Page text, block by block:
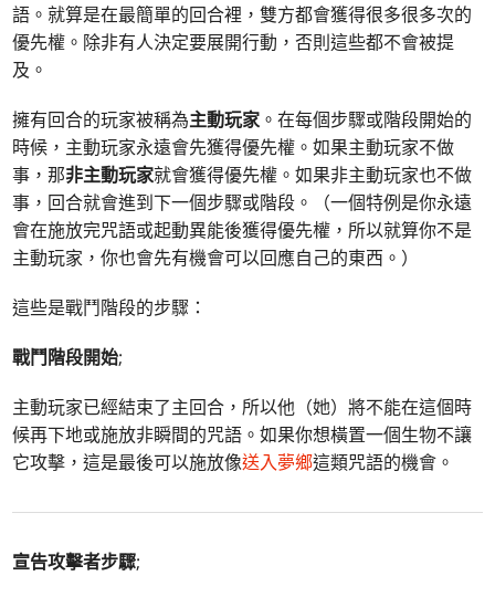
語。就算是在最簡單的回合裡，雙方都會獲得很多很多次的
優先權。除非有人決定要展開行動，否則這些都不會被提
及。
擁有回合的玩家被稱為主動玩家 。在每個步驟或階段開始的
時候，主動玩家永遠會先獲得優先權。如果主動玩家不做
事，那非主動玩家就會獲得優先權。如果非主動玩家也不做
事，回合就會進到下一個步驟或階段。（一個特例是你永遠
會在施放完咒語或起動異能後獲得優先權，所以就算你不是
主動玩家，你也會先有機會可以回應自己的東西。）
這些是戰鬥階段的步驟：
戰鬥階段開始;
主動玩家已經結束了主回合，所以他（她）將不能在這個時
候再下地或施放非瞬間的咒語。如果你想橫置一個生物不讓
它攻擊，這是最後可以施放像送入夢鄉這類咒語的機會。
宣告攻擊者步驟;